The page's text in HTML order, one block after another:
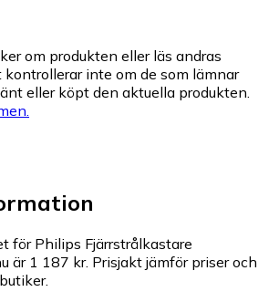
om produkten eller läs andras
kontrollerar inte om de som lämnar
eller köpt den aktuella produkten.
för Philips Fjärrstrålkastare
är 1 187 kr. Prisjakt jämför priser och